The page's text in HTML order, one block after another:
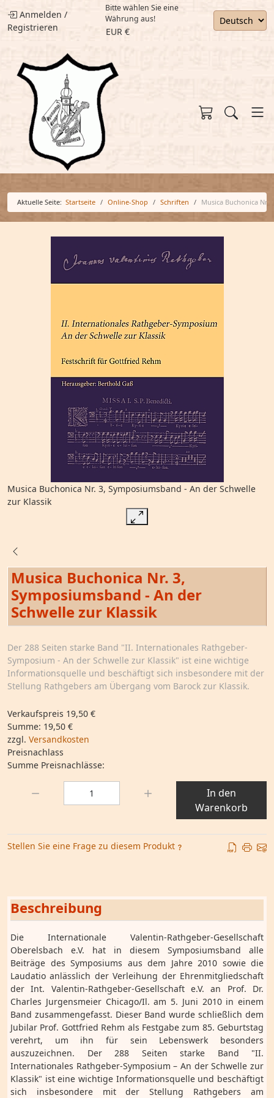
Anmelden /
Registrieren
Bitte wählen Sie eine
Währung aus!
EUR €
Aktuelle Seite: Startseite Online-Shop Schriften Musica Buchonica Nr.
Musica Buchonica Nr. 3, Symposiumsband - An der Schwelle
zur Klassik
Musica Buchonica Nr. 3,
Symposiumsband - An der
Schwelle zur Klassik
Der 288 Seiten starke Band "II. Internationales Rathgeber-
Symposium - An der Schwelle zur Klassik" ist eine wichtige
Informationsquelle und beschäftigt sich insbesondere mit der
Stellung Rathgebers am Übergang vom Barock zur Klassik.
Verkaufspreis 19,50 €
Summe: 19,50 €
zzgl. Versandkosten
Preisnachlass
Summe Preisnachlässe:
In den
Warenkorb
Stellen Sie eine Frage zu diesem Produkt
Beschreibung
Die Internationale Valentin-Rathgeber-Gesellschaft
Oberelsbach e.V. hat in diesem Symposiumsband alle
Beiträge des Symposiums aus dem Jahre 2010 sowie die
Laudatio anlässlich der Verleihung der Ehrenmitgliedschaft
der Int. Valentin-Rathgeber-Gesellschaft e.V. an Prof. Dr.
Charles Jurgensmeier Chicago/Il. am 5. Juni 2010 in einem
Band zusammengefasst. Dieser Band wurde schließlich dem
Jubilar Prof. Gottfried Rehm als Festgabe zum 85. Geburtstag
verehrt, um ihn für sein Lebenswerk besonders
auszuzeichnen. Der 288 Seiten starke Band "II.
Internationales Rathgeber-Symposium – An der Schwelle zur
Klassik" ist eine wichtige Informationsquelle und beschäftigt
sich insbesondere mit der Stellung Rathgebers am